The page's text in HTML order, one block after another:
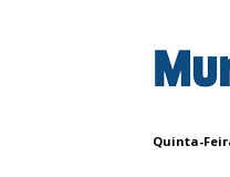
Quinta-